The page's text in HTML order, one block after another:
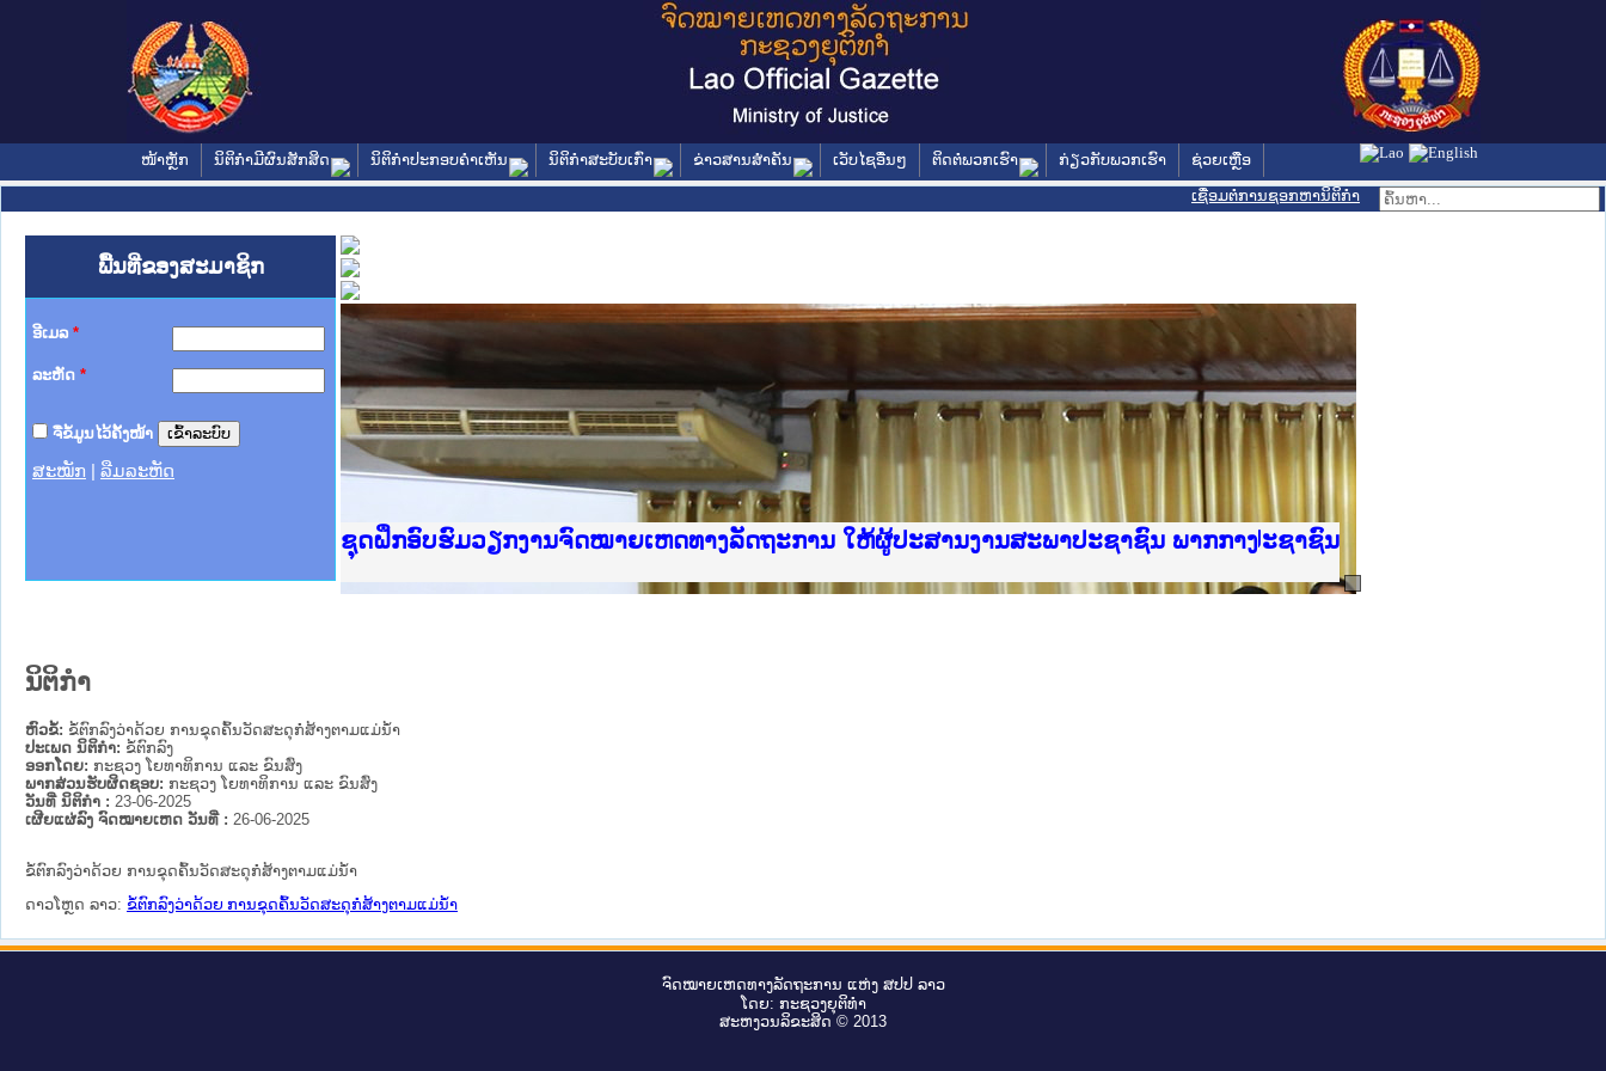
ໜ້າຫຼັກ ນິຕິກໍາມີຜົນສັກສິດ ນິຕິກໍາປະກອບຄໍາເຫັນ ນິຕິກໍາສະບັບເກົ່າ ຂ່າວສານສໍາຄັນ ເວັບໄຊອື່ນໆ ຕິດຕໍ່ພວກເຮົາ ກ່ຽວກັບພວກເຮົາ
ຊ່ວຍເຫຼືອ
ເຊື່ອມຕໍ່ການຊອກຫານິຕິກຳ
ພື້ນທີ່ຂອງສະມາຊິກ
ອີເມລ *
ລະຫັດ *
ຈື່ຂໍ້ມູນໄວ້ຄັ້ງໜ້າ
ສະໝັກ ລືມລະຫັດ
Ministry of Justice Lao PDR
ເຜີຍແຜ່ວັບໄຊຈົດໝາຍເຫດທາງລັດຖະການ ແລະ ແອັບກົດໝາຍລາວ ທີ່ ສະຖາບັນຍຸຕິທຳແຫ່ງຊາດ
ກະຊວງຍຸຕິທຳ
ຊຸດຝຶກອົບຮົມວຽກງານຈົດໝາຍເຫດທາງລັດຖະການ ໃຫ້ຜູ້ປະສານງານສະພາປະຊາຊົນ ພາກເໜືອ
ກອງປະຊຸມທົບທວນຄືນການຈັດຕັ້ງປະຕິບັດວຽກງານຈົດໝາຍເຫດທາງລັດຖະການ
ຝຶກອົບຮົມ ຜູ່ປະສານງານວຽກງານຈົດໝາຍເຫດທາງລັດຖະການ ສຳລັບ ພາກກາງ
ຝຶກອົບຮົມ ຜູ່ປະສານງານວຽກງານຈົດໝາຍເຫດທາງລັດຖະການ ສຳລັບ ພາກໃຕ້
ເຜີຍແຜ່ແອັບກົດໝາຍລາວ ແລະ ເວັບໄຊຈົດໝາຍເຫດທາງລັດຖະການ ທີ່ ວິທະຍາຄານຕຳຫຼວດປະຊາຊົນ
ເຜີຍແຜ່ແອັບກົດໝາຍລາວ ແລະ ເວັບໄຊຈົດໝາຍເຫດທາງລັດຖະການ ທີ່ ວິທະຍາຄານສັນຕິບານປະຊາຊົນ
ຍົກລະດັບວຽກງານຈົດໝາຍເຫດທາງລັດຖະການໃຫ້ຜູ້ປະສານງານຂັ້ນແຂວງພາກເໜືອ
ຊຸດຝຶກອົບຮົມວຽກງານຈົດໝາຍເຫດທາງລັດຖະການ ໃຫ້ຜູ້ປະສານງານສະພາປະຊາຊົນ ພາກກາງ
ນິຕິກໍາ
ຫົວຂໍ້: ຂໍ້ຕົກລົງວ່າດ້ວຍ ການຂຸດຄົ້ນວັດສະດຸກໍ່ສ້າງຕາມແມ່ນ້ຳ
ປະເພດ ນິຕິກໍາ: ຂໍ້ຕົກລົງ
ອອກໂດຍ: ກະຊວງ ໂຍທາທິການ ແລະ ຂົນສົ່ງ
ພາກສ່ວນຮັບຜິດຊອບ: ກະຊວງ ໂຍທາທິການ ແລະ ຂົນສົ່ງ
ວັນທີ່ ນິຕິກໍາ : 23-06-2025
ເຜີຍແຜ່ລົງ ຈົດໝາຍເຫດ ວັນທີ່ : 26-06-2025
ຂໍ້ຕົກລົງວ່າດ້ວຍ ການຂຸດຄົ້ນວັດສະດຸກໍ່ສ້າງຕາມແມ່ນ້ຳ
ດາວໂຫຼດ ລາວ: ຂໍ້ຕົກລົງວ່າດ້ວຍ ການຂຸດຄົ້ນວັດສະດຸກໍ່ສ້າງຕາມແມ່ນ້ຳ
ຈົດ​ໝາຍ​ເຫດ​ທາງ​ລັດ​ຖະ​ການ ແຫ່ງ ສ​ປ​ປ ລາວ
ໂດຍ: ກະ​ຊວງຍຸ​ຕິ​ທຳ
ສະ​ຫງວນ​ລິ​ຂະ​ສິດ © 2013